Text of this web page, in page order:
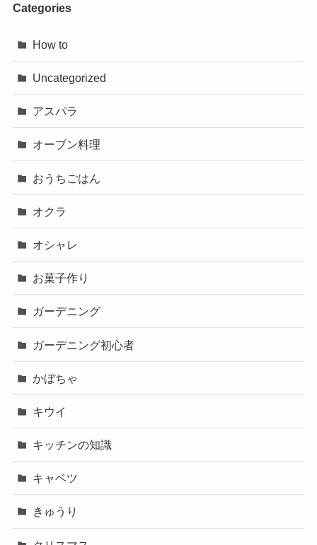
Categories
How to
Uncategorized
アスパラ
オーブン料理
おうちごはん
オクラ
オシャレ
お菓子作り
ガーデニング
ガーデニング初心者
かぼちゃ
キウイ
キッチンの知識
キャベツ
きゅうり